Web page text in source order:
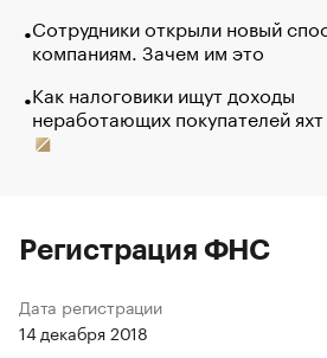
Сотрудники открыли новый
компаниям. Зачем им это
Как налоговики ищут доходы
неработающих покупателей
Регистрация ФНС
Дата регистрации
14 декабря 2018